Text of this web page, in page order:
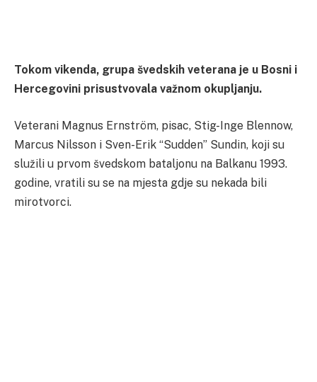
Tokom vikenda, grupa švedskih veterana je u Bosni i
Hercegovini prisustvovala važnom okupljanju.
Veterani Magnus Ernström, pisac, Stig-Inge Blennow,
Marcus Nilsson i Sven-Erik “Sudden” Sundin, koji su
služili u prvom švedskom bataljonu na Balkanu 1993.
godine, vratili su se na mjesta gdje su nekada bili
mirotvorci.